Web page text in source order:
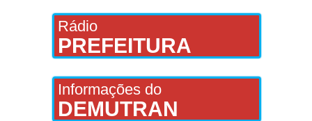
Rádio
PREFEITURA
Informações do
DEMUTRAN